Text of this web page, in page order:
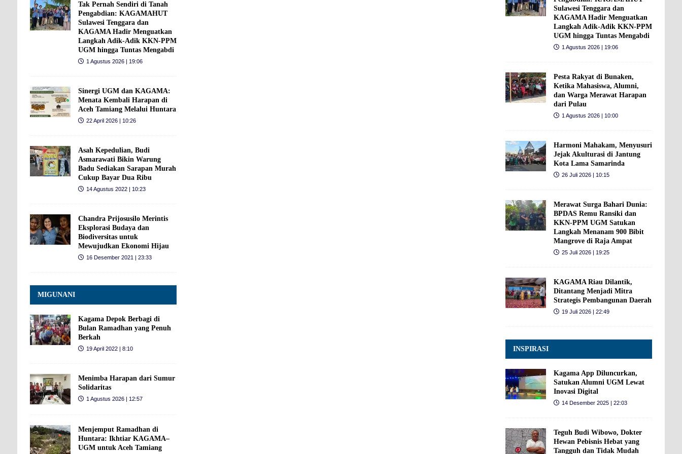
Tak Pernah Sendiri di Tanah
Pengabdian: KAGAMAHUT
Sulawesi Tenggara dan
KAGAMA Hadir Menguatkan
Langkah Adik-Adik KKN-PPM
UGM hingga Tuntas Mengabdi
1 Agustus 2026 | 19:06
Sinergi UGM dan KAGAMA:
Menata Kembali Harapan di
Aceh Tamiang Melalui Huntara
22 April 2026 | 10:26
Asah Kepedulian, Budi
Asmarawati Bikin Warung
Badu Sediakan Sarapan Murah
Cukup Bayar Dua Ribu
14 Agustus 2022 | 10:23
Chandra Prijosusilo Merintis
Eksplorasi Budaya dan
Biodiversitas untuk
Mewujudkan Ekonomi Hijau
16 Desember 2021 | 23:33
MIGUNANI
Kagama Depok Berbagi di
Bulan Ramadhan yang Penuh
Berkah
19 April 2022 | 8:10
Menimba Harapan dari Sumur
Solidaritas
1 Agustus 2026 | 12:57
Menjemput Ramadhan di
Huntara: Ikhtiar KAGAMA–
UGM untuk Aceh Tamiang
Sulawesi Tenggara dan
KAGAMA Hadir Menguatkan
Langkah Adik-Adik KKN-PPM
UGM hingga Tuntas Mengabdi
1 Agustus 2026 | 19:06
Pesta Rakyat di Bunaken,
Ketika Mahasiswa, Alumni,
dan Warga Merawat Harapan
dari Pulau
1 Agustus 2026 | 10:00
Harmoni Mahakam, Menyusuri
Jejak Akulturasi di Jantung
Kota Lama Samarinda
26 Juli 2026 | 10:15
Merawat Surga Bahari Dunia:
BPDAS Remu Ransiki dan
KKN-PPM UGM Satukan
Langkah Menanam 900 Bibit
Mangrove di Raja Ampat
25 Juli 2026 | 19:25
KAGAMA Riau Dilantik,
Ditantang Menjadi Mitra
Strategis Pembangunan Daerah
19 Juli 2026 | 22:49
INSPIRASI
Kagama App Diluncurkan,
Satukan Alumni UGM Lewat
Inovasi Digital
14 Desember 2025 | 22:03
Teguh Budi Wibowo, Dokter
Hewan Pebisnis Hebat yang
Tangguh dan Tidak Mudah